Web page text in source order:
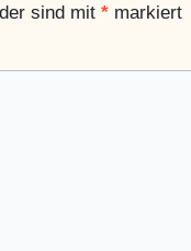
sind mit * markiert